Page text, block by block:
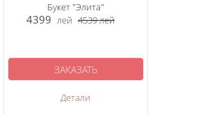
Букет "Элита"
4399 лей 4539лей
Детали
ЗАКАЗАТЬ